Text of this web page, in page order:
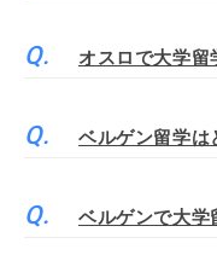
オスロで大学留
ベルゲン留学は
ベルゲンで大学